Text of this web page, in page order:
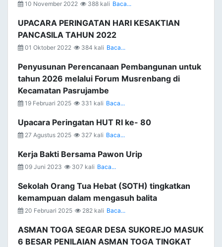
10 November 2022 388 kali Baca...
UPACARA PERINGATAN HARI KESAKTIAN
PANCASILA TAHUN 2022
01 Oktober 2022 384 kali Baca...
Penyusunan Perencanaan Pembangunan untuk
tahun 2026 melalui Forum Musrenbang di
Kecamatan Pasrujambe
19 Februari 2025 331 kali Baca...
Upacara Peringatan HUT RI ke- 80
27 Agustus 2025 327 kali Baca...
Kerja Bakti Bersama Pawon Urip
09 Juni 2023 307 kali Baca...
Sekolah Orang Tua Hebat (SOTH) tingkatkan
kemampuan dalam mengasuh balita
20 Februari 2025 282 kali Baca...
ASMAN TOGA SEGAR DESA SUKOREJO MASUK
6 BESAR PENILAIAN ASMAN TOGA TINGKAT